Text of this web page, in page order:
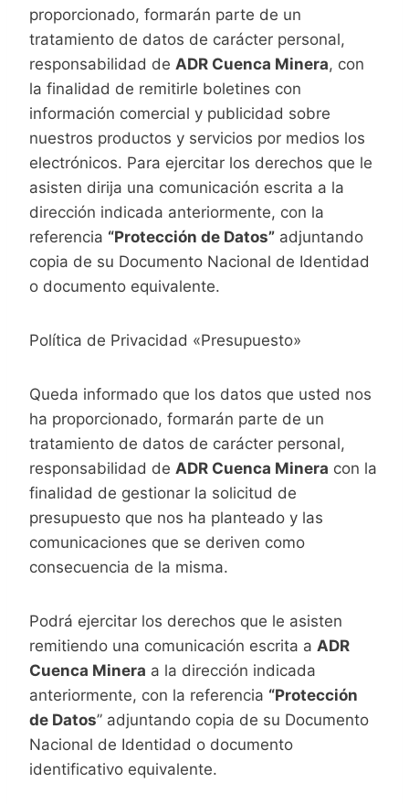
proporcionado, formarán parte de un
tratamiento de datos de carácter personal,
responsabilidad de ADR Cuenca Minera, con
la finalidad de remitirle boletines con
información comercial y publicidad sobre
nuestros productos y servicios por medios los
electrónicos. Para ejercitar los derechos que le
asisten dirija una comunicación escrita a la
dirección indicada anteriormente, con la
referencia “Protección de Datos” adjuntando
copia de su Documento Nacional de Identidad
o documento equivalente.
Política de Privacidad «Presupuesto»
Queda informado que los datos que usted nos
ha proporcionado, formarán parte de un
tratamiento de datos de carácter personal,
responsabilidad de ADR Cuenca Minera con la
finalidad de gestionar la solicitud de
presupuesto que nos ha planteado y las
comunicaciones que se deriven como
consecuencia de la misma.
Podrá ejercitar los derechos que le asisten
remitiendo una comunicación escrita a ADR
Cuenca Minera a la dirección indicada
anteriormente, con la referencia “Protección
de Datos” adjuntando copia de su Documento
Nacional de Identidad o documento
identificativo equivalente.